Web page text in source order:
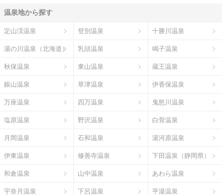
温泉地から探す
定山渓温泉 登別温泉 十勝川温泉
湯の川温泉（北海道） 乳頭温泉 鳴子温泉
秋保温泉 東山温泉 蔵王温泉
銀山温泉 草津温泉 伊香保温泉
万座温泉 四万温泉 鬼怒川温泉
塩原温泉 野沢温泉 白骨温泉
月岡温泉 石和温泉 湯河原温泉
伊東温泉 修善寺温泉 下田温泉（静岡県）
和倉温泉 山中温泉 あわら温泉
宇奈月温泉 下呂温泉 平湯温泉